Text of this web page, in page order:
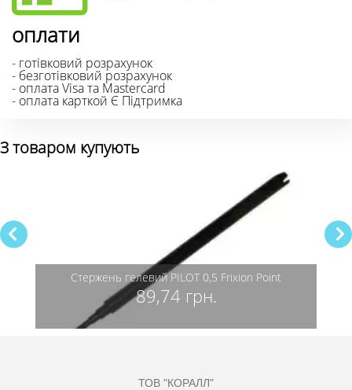
оплати
- готівковий розрахунок
- безготівковий розрахунок
- оплата Visa та Mastercard
- оплата карткой Є Підтримка
З товаром купують
Стержень гелевий PILOT 0,5 Frixion Point
89,74 грн.
ТОВ "КОРАЛЛ"